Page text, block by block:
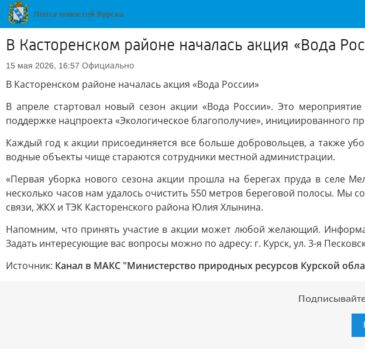
В Касторенском районе началась акция «Вода
15 мая 2026, 16:57 Официально
В Касторенском районе началась акция «Вода России»
В апреле стартовал новый сезон акции «Вода России». Это
поддержке нацпроекта «Экологическое благополучие», инициированного
Каждый год к акции присоединяется все больше добровольцев, а также
водные объекты чище стараются сотрудники местной администрации.
«Первая уборка нового сезона акции прошла на берегах пруда в селе
несколько часов нам удалось очистить 550 метров береговой полосы. Мы
связи, ЖКХ и ТЭК Касторенского района Юлия Хлынина.
Напомним, что принять участие в акции может любой желающий.
Задать интересующие вас вопросы можно по адресу: г. Курск, ул. 3-я
Источник: Канал в МАКС "Министерство природных ресурсов Курской